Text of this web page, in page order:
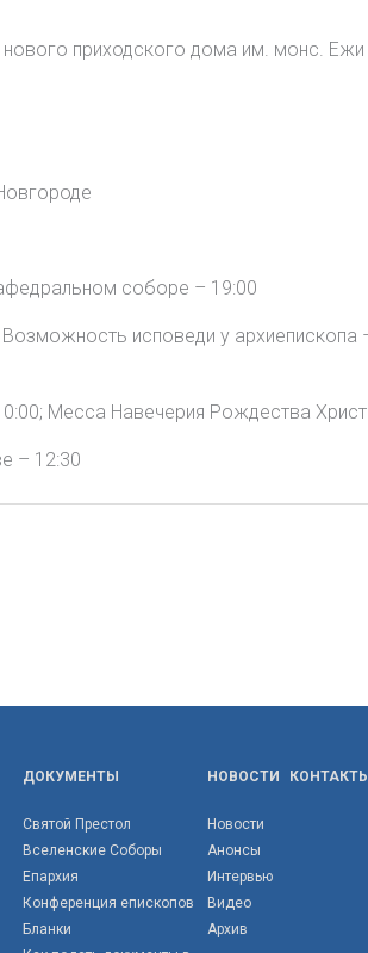
приходского дома им. монс. Ежи
соборе – 19:00
исповеди у
Месса Навечерия Рождества
– 12:30
ДОКУМЕНТЫ
Святой Престол
Вселенские Соборы
Епархия
Конференция епископов
Бланки
НОВОСТИ
Новости
Анонсы
Интервью
Видео
Архив
КОНТАКТЫ